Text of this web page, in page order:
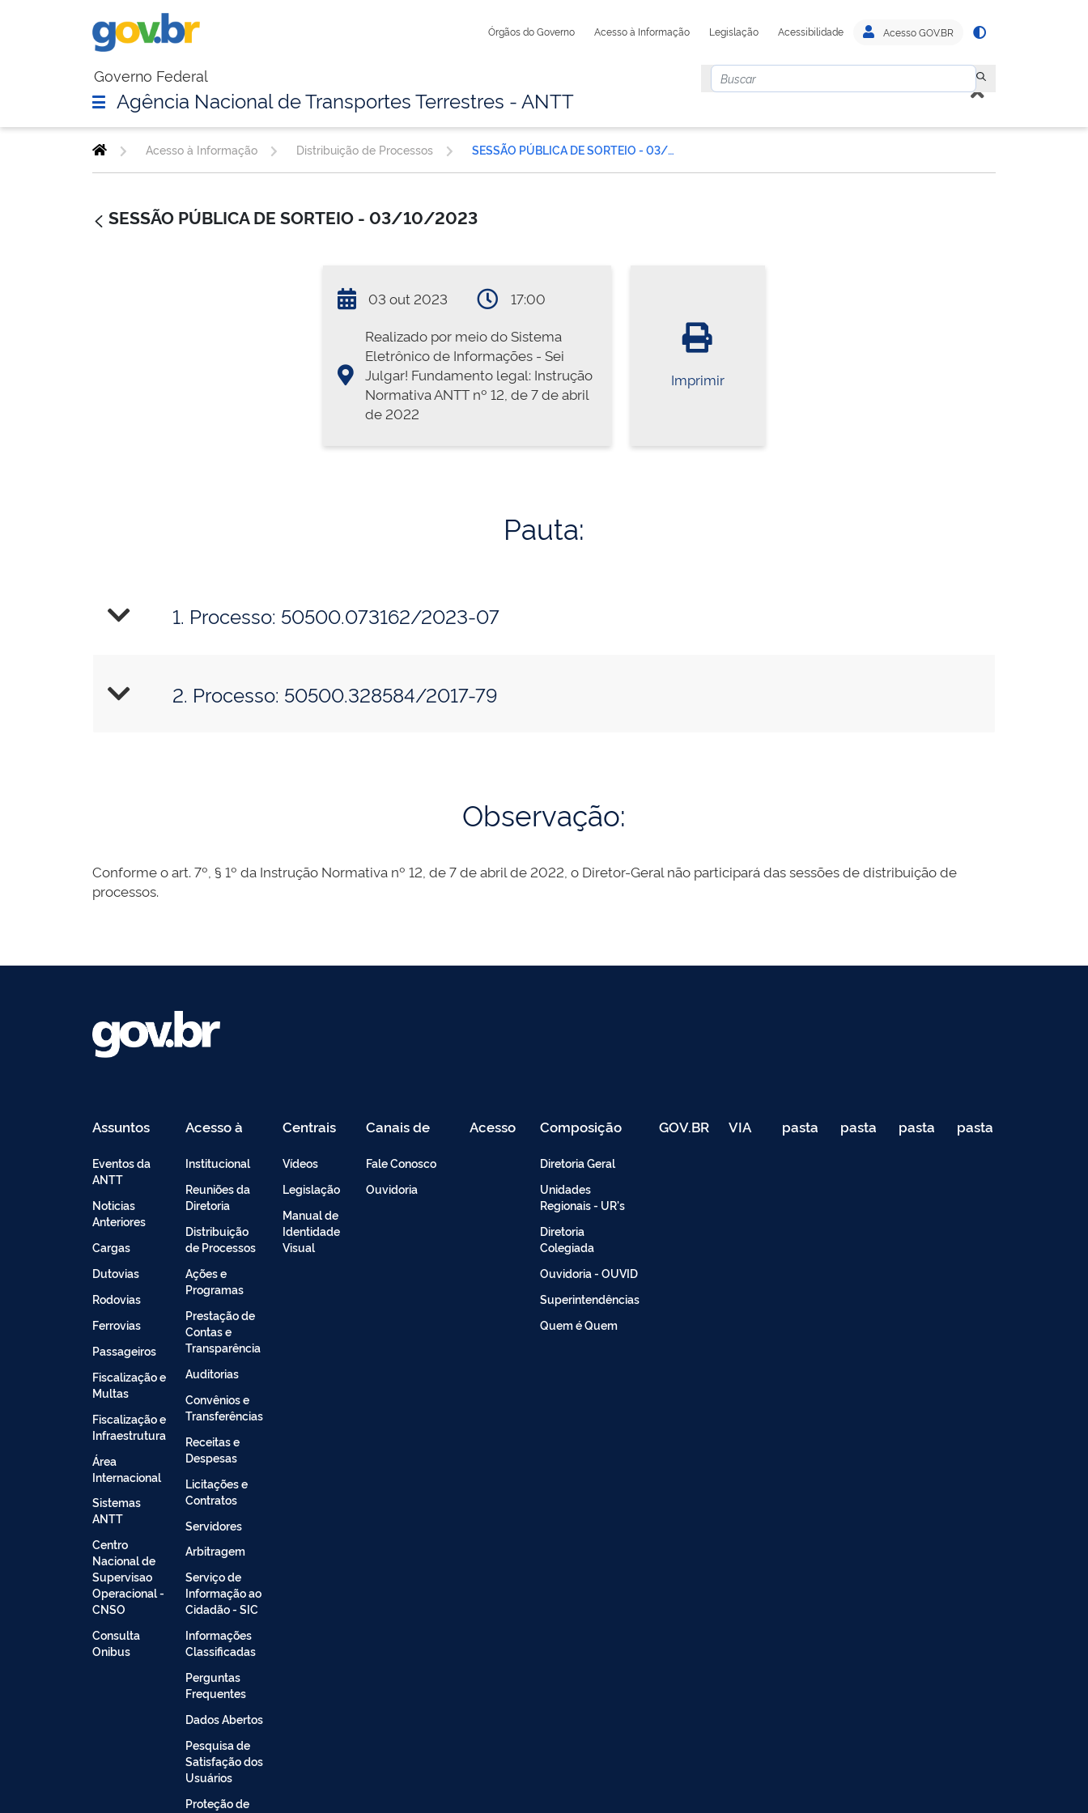
Órgãos do Governo Acesso à Informação Legislação Acessibilidade Acesso GOV.BR
Governo Federal
Agência Nacional de Transportes Terrestres - ANTT
Acesso à Informação Distribuição de Processos SESSÃO PÚBLICA DE SORTEIO - 03/10/2023
SESSÃO PÚBLICA DE SORTEIO - 03/10/2023
03 out 2023
17:00
Realizado por meio do Sistema
Eletrônico de Informações - Sei
Julgar! Fundamento legal: Instrução
Normativa ANTT nº 12, de 7 de abril
de 2022
Imprimir
Pauta:
1. Processo: 50500.073162/2023-07
2. Processo: 50500.328584/2017-79
Observação:
Conforme o art. 7º, § 1º da Instrução Normativa nº 12, de 7 de abril de 2022, o Diretor-Geral não participará das sessões de distribuição de
processos.
Assuntos
Eventos da
ANTT
Noticias
Anteriores
Cargas
Dutovias
Rodovias
Ferrovias
Passageiros
Fiscalização e
Multas
Fiscalização e
Infraestrutura
Área
Internacional
Sistemas
ANTT
Centro
Nacional de
Supervisao
Operacional -
CNSO
Consulta
Onibus
Acesso à
Institucional
Reuniões da
Diretoria
Distribuição
de Processos
Ações e
Programas
Prestação de
Contas e
Transparência
Auditorias
Convênios e
Transferências
Receitas e
Despesas
Licitações e
Contratos
Servidores
Arbitragem
Serviço de
Informação ao
Cidadão - SIC
Informações
Classificadas
Perguntas
Frequentes
Dados Abertos
Pesquisa de
Satisfação dos
Usuários
Proteção de
Centrais
Vídeos
Legislação
Manual de
Identidade
Visual
Canais de
Fale Conosco
Ouvidoria
Acesso Composição
Diretoria Geral
Unidades
Regionais - UR's
Diretoria
Colegiada
Ouvidoria - OUVID
Superintendências
Quem é Quem
GOV.BR VIA pasta
de
pasta
de
pasta
de
pasta
de